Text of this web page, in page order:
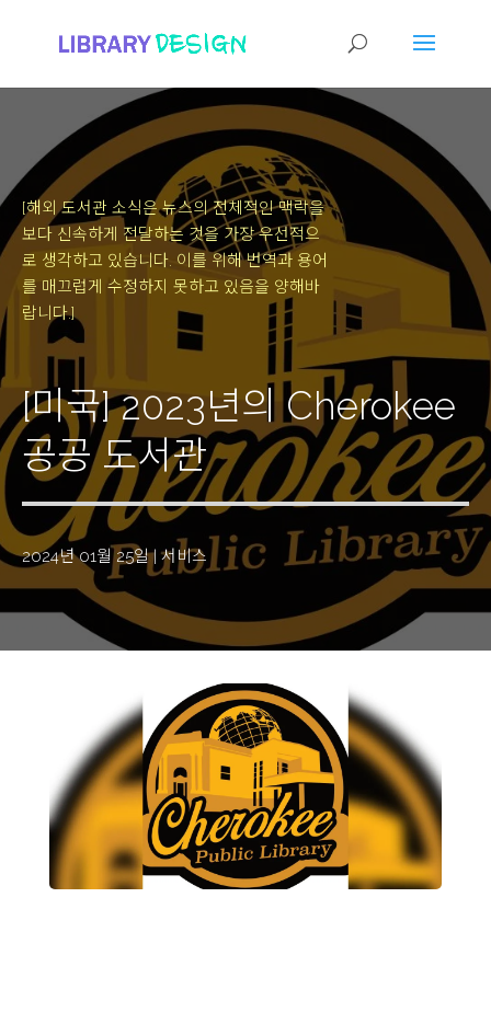
[해외 도서관 소식은 뉴스의 전체적인 맥락을
보다 신속하게 전달하는 것을 가장 우선적으
로 생각하고 있습니다. 이를 위해 번역과 용어
를 매끄럽게 수정하지 못하고 있음을 양해바
랍니다.]
[미국] 2023년의 Cherokee
공공 도서관
2024년 01월 25일| 서비스